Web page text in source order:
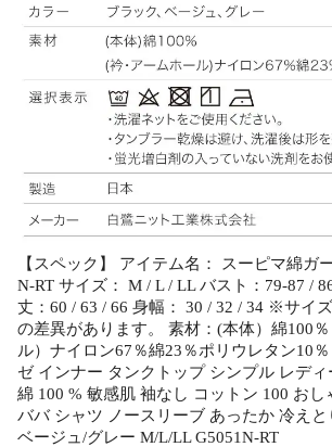
【スペック】 アイテム名： スーピマ綿ガ
N-RT サイズ： M / L / LL バスト：79-87 /
丈：60 / 63 / 66 身幅： 30 / 32 / 34 ※サイ
の差異があります。 素材：(本体）綿100
ル）ナイロン67％綿23％ポリウレタン10
ゼ インナー タンクトップ シンプル レデ
綿 100 % 敏感肌 袖なし コットン 100 おし
ババ シャツ ノースリーブ あったか 冷え
ベージュ/グレー M/L/LL G5051N-RT